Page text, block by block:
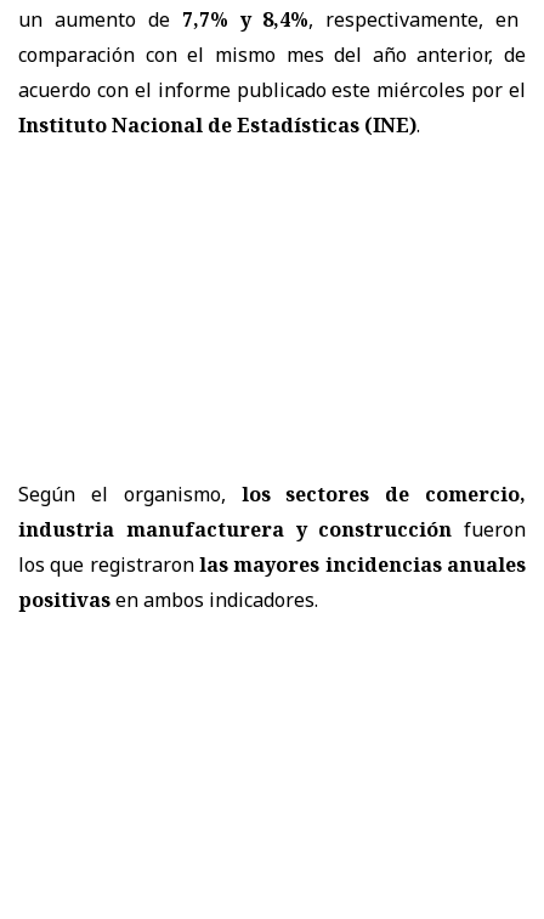
un aumento de 7,7% y 8,4%, respectivamente, en
comparación con el mismo mes del año anterior, de
acuerdo con el informe publicado este miércoles por el
Instituto Nacional de Estadísticas (INE).
Según el organismo, los sectores de comercio,
industria manufacturera y construcción fueron
los que registraronlas mayores incidencias anuales
positivasen ambos indicadores.